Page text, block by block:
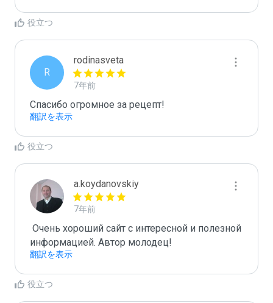
役立つ
R
rodinasveta
7年前
Спасибо огромное за рецепт!
翻訳を表示
役立つ
a.koydanovskiy
7年前
информацией. Автор молодец!
翻訳を表示
役立つ